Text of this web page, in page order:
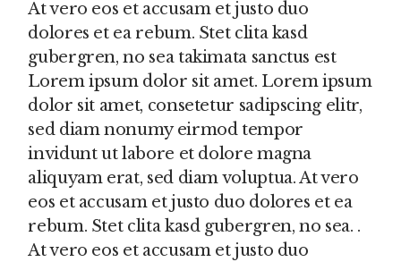
At vero eos et accusam et justo duo
dolores et ea rebum. Stet clita kasd
gubergren, no sea takimata sanctus est
Lorem ipsum dolor sit amet. Lorem ipsum
dolor sit amet, consetetur sadipscing elitr,
sed diam nonumy eirmod tempor
invidunt ut labore et dolore magna
aliquyam erat, sed diam voluptua. At vero
eos et accusam et justo duo dolores et ea
rebum. Stet clita kasd gubergren, no sea. .
At vero eos et accusam et justo duo